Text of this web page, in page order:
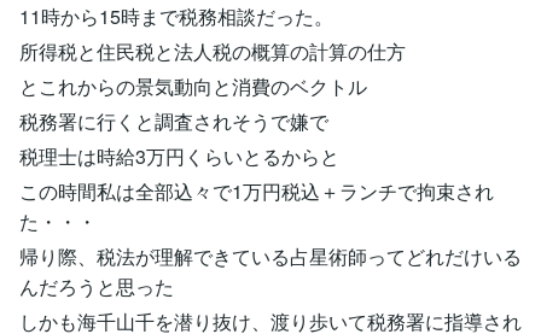
11時から15時まで税務相談だった。
所得税と住民税と法人税の概算の計算の仕方
とこれからの景気動向と消費のベクトル
税務署に行くと調査されそうで嫌で
税理士は時給3万円くらいとるからと
この時間私は全部込々で1万円税込＋ランチで拘束され
た・・・
帰り際、税法が理解できている占星術師ってどれだけいる
んだろうと思った
しかも海千山千を潜り抜け、渡り歩いて税務署に指導され